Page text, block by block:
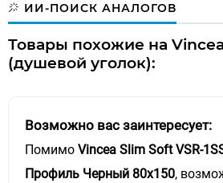
ИИ-ПОИСК АНАЛОГОВ
Товары похожие на
(душевой уголок):
Возможно вас заинтересует:
Помимо Vincea Slim Soft VSR-
Профиль Черный 80х150,